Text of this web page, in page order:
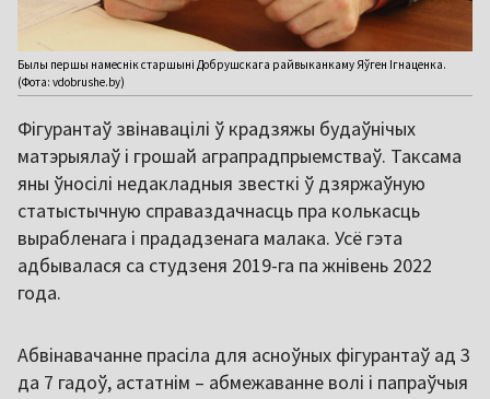
Былы першы намеснік старшыні Добрушскага райвыканкаму Яўген Ігнаценка.
(Фота: vdobrushe.by)
Фігурантаў звінавацілі ў крадзяжы будаўнічых
матэрыялаў і грошай аграпрадпрыемстваў. Таксама
яны ўносілі недакладныя звесткі ў дзяржаўную
статыстычную справаздачнасць пра колькасць
вырабленага і прададзенага малака. Усё гэта
адбывалася са студзеня 2019-га па жнівень 2022
года.
Абвінавачанне прасіла для асноўных фігурантаў ад 3
да 7 гадоў, астатнім – абмежаванне волі і папраўчыя